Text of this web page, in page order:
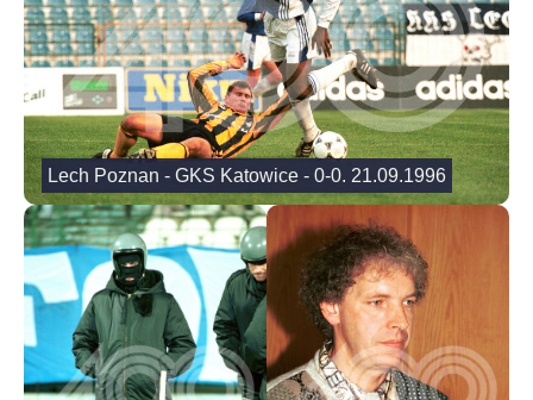
Lech Poznan - GKS Katowice - 0-0. 21.09.1996